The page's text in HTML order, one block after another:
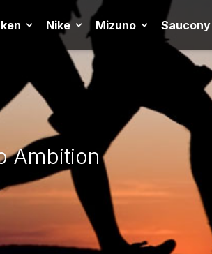
Nike Mizuno Saucony
Ambition